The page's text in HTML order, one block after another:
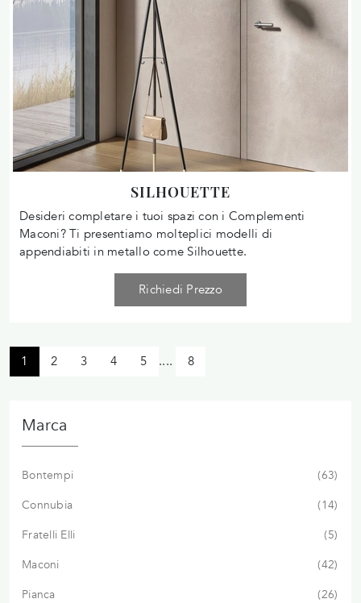
SILHOUETTE
Desideri completare i tuoi spazi con i Complementi
Maconi? Ti presentiamo molteplici modelli di
appendiabiti in metallo come Silhouette.
Richiedi Prezzo
1 2 3 4 5 .... 8
Marca
Bontempi
63
Connubia
14
Fratelli Elli
5
Maconi
42
Pianca
26